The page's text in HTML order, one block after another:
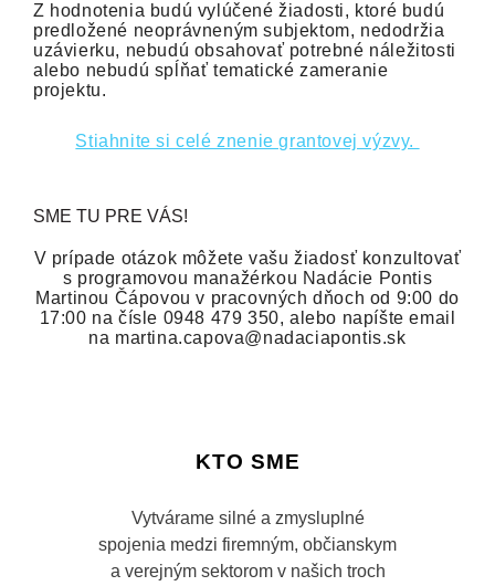
Z hodnotenia budú vylúčené žiadosti, ktoré budú
predložené neoprávneným subjektom, nedodržia
uzávierku, nebudú obsahovať potrebné náležitosti
alebo nebudú spĺňať tematické zameranie
projektu.
Stiahnite si celé znenie grantovej výzvy.
SME TU PRE VÁS!
V prípade otázok môžete vašu žiadosť konzultovať
s programovou manažérkou Nadácie Pontis
Martinou Čápovou v pracovných dňoch od 9:00 do
17:00 na čísle 0948 479 350, alebo napíšte email
na martina.capova@nadaciapontis.sk
KTO SME
Vytvárame silné a zmysluplné
spojenia medzi firemným, občianskym
a verejným sektorom v našich troch